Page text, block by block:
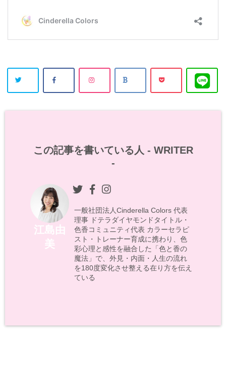
この記事を書いている人 - WRITER
-
江島由
美
一般社団法人Cinderella Colors 代表
理事 ドテラダイヤモンドタイトル・
色香コミュニティ代表 カラーセラピ
スト・トレーナー育成に携わり、色
彩心理と感性を融合した「色と香の
魔法」で、外見・内面・人生の流れ
を180度変化させ整える在り方を伝え
ている